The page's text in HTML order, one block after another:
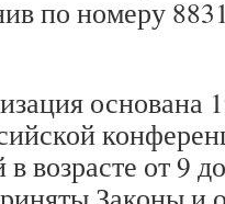
по номеру
основана
возрасте от 9